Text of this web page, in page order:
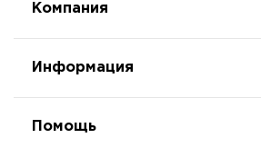
Компания
Информация
Помощь